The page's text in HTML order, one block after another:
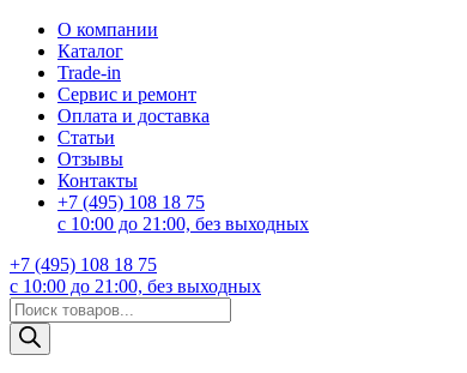
О компании
Каталог
Trade-in
Сервис и ремонт
Оплата и доставка
Статьи
Отзывы
Контакты
+7 (495) 108 18 75
с 10:00 до 21:00, без выходных
+7 (495) 108 18 75
с 10:00 до 21:00, без выходных
Поиск
товаров